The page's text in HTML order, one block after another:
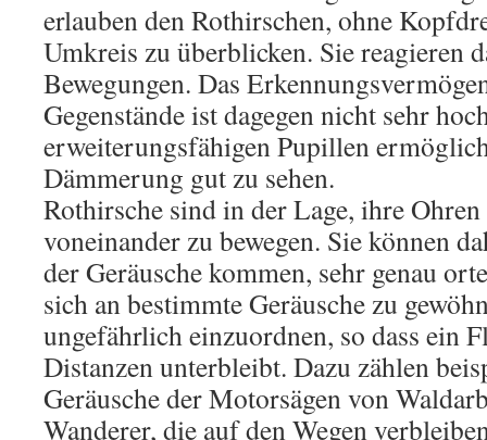
erlauben den Rothirschen, ohne
Umkreis zu überblicken. Sie reagieren
Bewegungen. Das
Gegenstände ist dagegen nicht sehr
erweiterungsfähigen Pupillen
Dämmerung gut zu sehen.
Rothirsche sind in der Lage, ihre
voneinander zu bewegen. Sie können
der Geräusche kommen, sehr genau
sich an bestimmte Geräusche zu
ungefährlich einzuordnen, so dass ein
Distanzen unterbleibt. Dazu zählen
Geräusche der Motorsägen von
Wanderer, die auf den Wegen